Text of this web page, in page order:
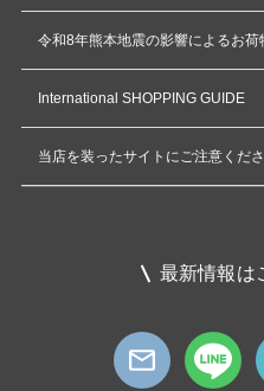
令和8年熊本地震の影響によるお荷
International SHOPPING GUIDE
当店を装ったサイトにご注意くだ
最新情報は